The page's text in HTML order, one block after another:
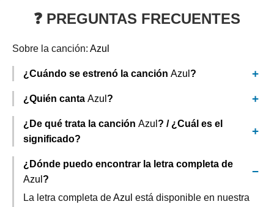
❓ PREGUNTAS FRECUENTES
Sobre la canción: Azul
¿Cuándo se estrenó la canción Azul ?
¿Quién canta Azul ?
¿De qué trata la canción Azul ? / ¿Cuál es el
significado?
¿Dónde puedo encontrar la letra completa de
Azul ?
La letra completa deAzul está disponible en nuestra